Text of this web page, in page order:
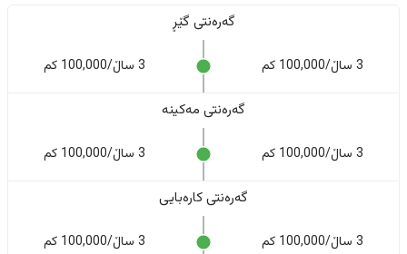
گەرەنتی گێڕ
3 ساڵ/100,000 کم 3 ساڵ/100,000 کم
گەرەنتی مەکینە
3 ساڵ/100,000 کم 3 ساڵ/100,000 کم
گەرەنتی کارەبایی
3 ساڵ/100,000 کم 3 ساڵ/100,000 کم